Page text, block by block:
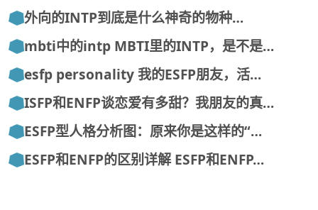
外向的INTP到底是什么神奇的物种…
mbti中的intp MBTI里的INTP，是不是…
esfp personality 我的ESFP朋友，活…
ISFP和ENFP谈恋爱有多甜？我朋友的真…
ESFP型人格分析图：原来你是这样的“…
ESFP和ENFP的区别详解 ESFP和ENFP…